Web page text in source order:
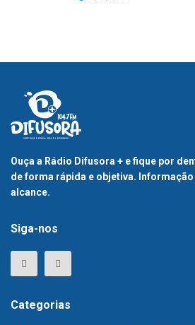
Ouça a Rádio Difusora + e fique por
de forma rápida e objetiva.
alcance.
Siga-nos
Categorias